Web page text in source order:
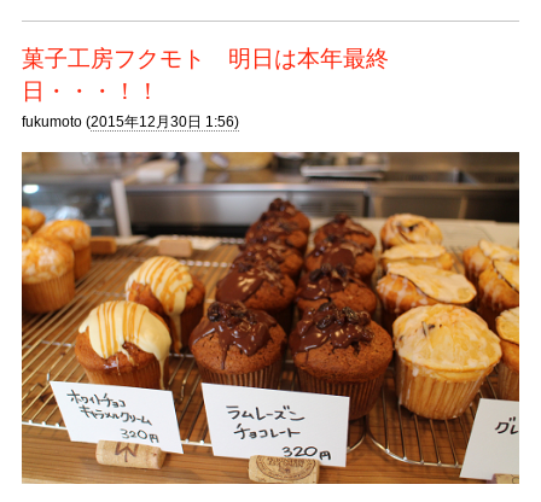
菓子工房フクモト 明日は本年最終
日・・・！！
fukumoto (2015年12月30日 1:56)